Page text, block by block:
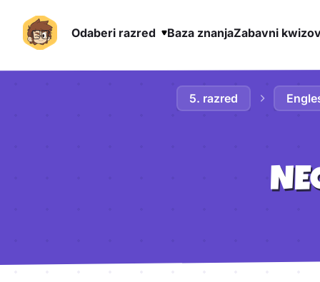
Odaberi razred Baza znanjaZabavni
5. razred